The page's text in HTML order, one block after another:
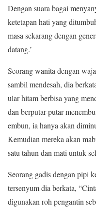
Dengan suara bagai
ketetapan hati yang
masa sekarang dengan
datang.’
Seorang wanita dengan
sambil mendesah, dia
ular hitam berbisa yang
dan berputar-putar
embun, ia hanya akan
Kemudian mereka akan
satu tahun dan mati untuk
Seorang gadis dengan pipi
tersenyum dia berkata,
digunakan roh pengantin